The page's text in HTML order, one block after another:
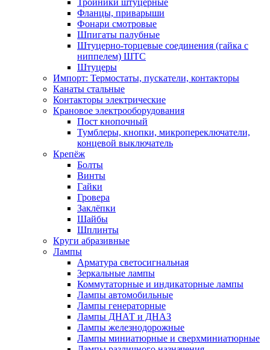
Фланцы, приварыши
Фонари смотровые
Шпигаты палубные
Штуцерно-торцевые соединения (гайка с
ниппелем) ШТС
Штуцеры
Импорт: Термостаты, пускатели, контакторы
Канаты стальные
Контакторы электрические
Крановое электрооборудования
Пост кнопочный
Тумблеры, кнопки, микропереключатели,
концевой выключатель
Крепёж
Болты
Винты
Гайки
Гровера
Заклёпки
Шайбы
Шплинты
Круги абразивные
Лампы
Арматура светосигнальная
Зеркальные лампы
Коммутаторные и индикаторные лампы
Лампы автомобильные
Лампы генераторные
Лампы ДНАТ и ДНАЗ
Лампы железнодорожные
Лампы миниатюрные и сверхминиатюрные